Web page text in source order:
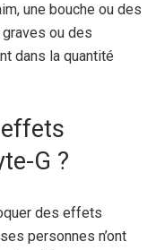
une bouche ou des
ou des
dans la quantité
G ?
des effets
personnes n’ont